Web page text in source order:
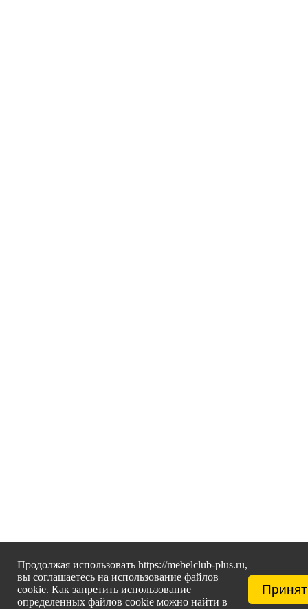
Продолжая использовать https://mebelclub-plus.ru,
вы соглашаетесь на использование файлов
cookie. Как запретить использование
определенных файлов cookie можно найти в